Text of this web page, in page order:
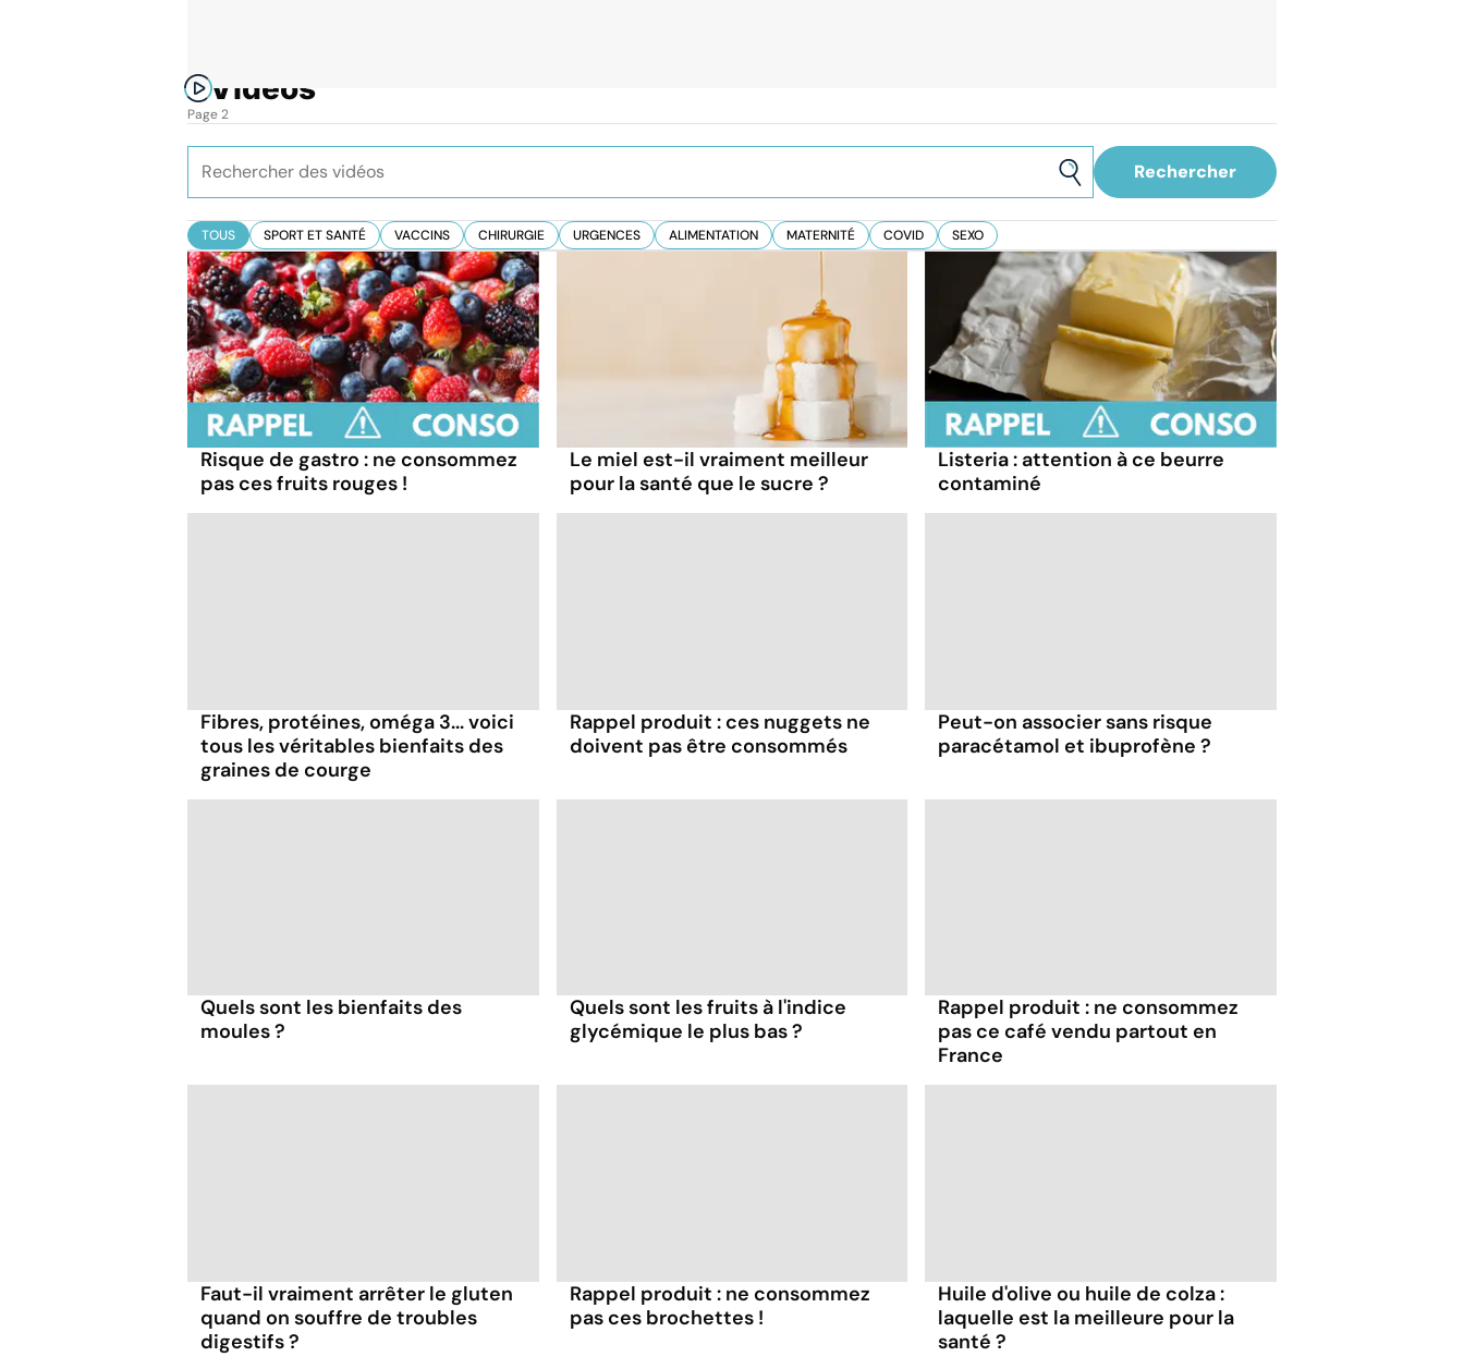
AccueilVidéos
Page 2
TOUS SPORT ET SANTÉ VACCINS CHIRURGIE URGENCES ALIMENTATION MATERNITÉ COVID SEXO
Risque de gastro : ne consommez
pas ces fruits rouges !
Le miel est-il vraiment meilleur
pour la santé que le sucre ?
Listeria : attention à ce beurre
contaminé
Fibres, protéines, oméga 3... voici
tous les véritables bienfaits des
graines de courge
Rappel produit : ces nuggets ne
doivent pas être consommés
Peut-on associer sans risque
paracétamol et ibuprofène ?
Quels sont les bienfaits des
moules ?
Quels sont les fruits à l'indice
glycémique le plus bas ?
Rappel produit : ne consommez
pas ce café vendu partout en
France
Faut-il vraiment arrêter le gluten
quand on souffre de troubles
digestifs ?
Rappel produit : ne consommez
pas ces brochettes !
Huile d'olive ou huile de colza :
laquelle est la meilleure pour la
santé ?